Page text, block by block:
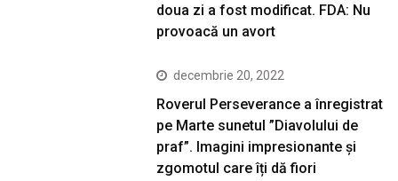
doua zi a fost modificat. FDA: Nu
provoacă un avort
decembrie 20, 2022
Roverul Perseverance a înregistrat
pe Marte sunetul ”Diavolului de
praf”. Imagini impresionante și
zgomotul care îți dă fiori